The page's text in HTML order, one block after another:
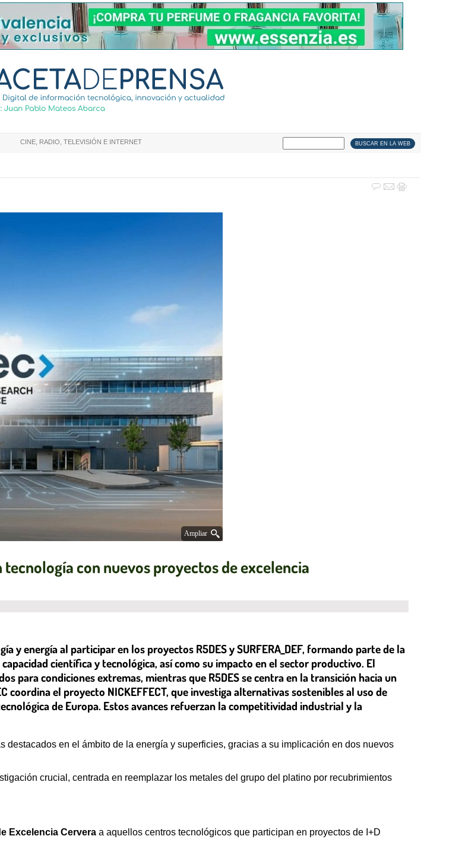
CINE, RADIO, TELEVISIÓN E INTERNET
Ampliar
con nuevos proyectos de excelencia
y energía al participar en los proyectos R5DES y SURFERA_DEF, formando parte de la
científica y tecnológica, así como su impacto en el sector productivo. El
para condiciones extremas, mientras que R5DES se centra en la transición hacia un
coordina el proyecto NICKEFFECT, que investiga alternativas sostenibles al uso de
de Europa. Estos avances refuerzan la competitividad industrial y la
destacados en el ámbito de la energía y superficies, gracias a su implicación en dos nuevos
crucial, centrada en reemplazar los metales del grupo del platino por recubrimientos
Excelencia Cervera a aquellos centros tecnológicos que participan en proyectos de I+D